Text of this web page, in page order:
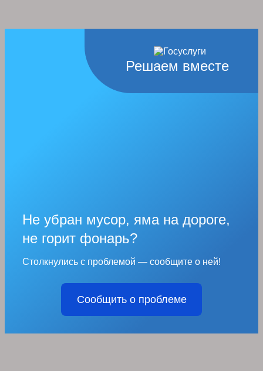
Решаем вместе
Не убран мусор, яма на дороге,
не горит фонарь?
Столкнулись с проблемой — сообщите о ней!
Сообщить о проблеме